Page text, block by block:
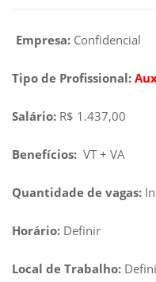
Empresa: Confidencial
Tipo de Profissional:
Salário: R$ 1.437,00
Benefícios: VT + VA
Quantidade de vagas:
Horário: Definir
Local de Trabalho: